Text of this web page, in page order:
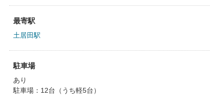
最寄駅
土居田駅
駐車場
あり
駐車場：12台（うち軽5台）